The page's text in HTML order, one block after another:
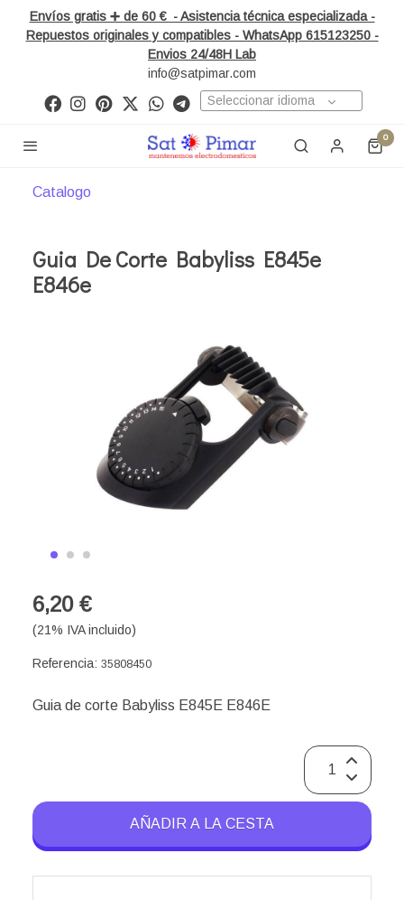
Envíos gratis ➕ de 60 € - Asistencia técnica especializada -
Repuestos originales y compatibles - WhatsApp 615123250 -
Envios 24/48H Lab
info@satpimar.com
Seleccionar idioma
0
Catalogo
Guia De Corte Babyliss E845e
E846e
6,20 €
(21% IVA incluido)
Referencia: 35808450
Guia de corte Babyliss E845E E846E
AÑADIR A LA CESTA